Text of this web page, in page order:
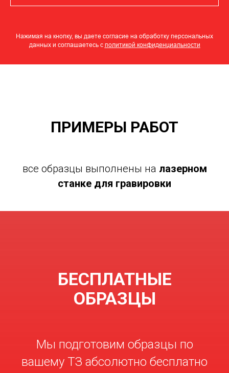
Нажимая на кнопку, вы даете согласие на обработку персональных
данных и соглашаетесь c политикой конфиденциальности
ПРИМЕРЫ РАБОТ
все образцы выполнены на лазерном
станке для гравировки
БЕСПЛАТНЫЕ
ОБРАЗЦЫ
Мы подготовим образцы по
вашему ТЗ абсолютно бесплатно